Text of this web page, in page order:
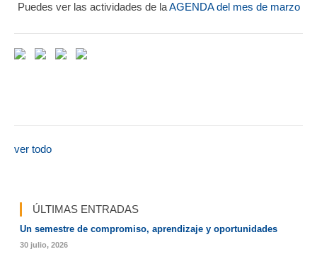
Puedes ver las actividades de laAGENDA del mes de marzo
ver todo
ÚLTIMAS ENTRADAS
Un semestre de compromiso, aprendizaje y oportunidades
30 julio, 2026